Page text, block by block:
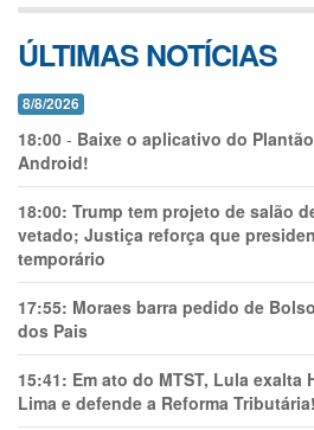
ÚLTIMAS NOTÍCIAS
8/8/2026
18:00 - Baixe o aplicativo do
Android!
18:00: Trump tem projeto de salão
vetado; Justiça reforça que
temporário
17:55: Moraes barra pedido de
dos Pais
15:41: Em ato do MTST, Lula exalta
Lima e defende a Reforma Tributária!